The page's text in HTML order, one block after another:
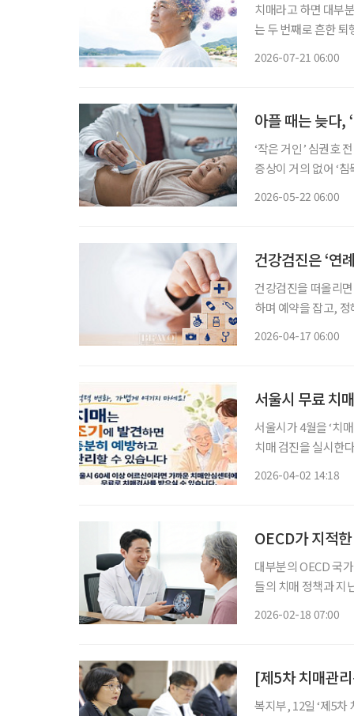
치매라고 하면 대부
는 두 번째로 흔한
2026-07-21 06:00
아플 때는 늦다,
‘작은 거인’ 심권호
증상이 거의 없어 ‘
2026-05-22 06:00
건강검진은 ‘연
건강검진을 떠올리
하며 예약을 잡고, 정
2026-04-17 06:00
서울시 무료 치
서울시가 4월을 ‘치
치매 검진을 실시한
2026-04-02 14:18
OECD가 지적한
대부분의 OECD 국
들의 치매 정책과 지
2026-02-18 07:00
[제5차 치매관
복지부, 12일 ‘제5차